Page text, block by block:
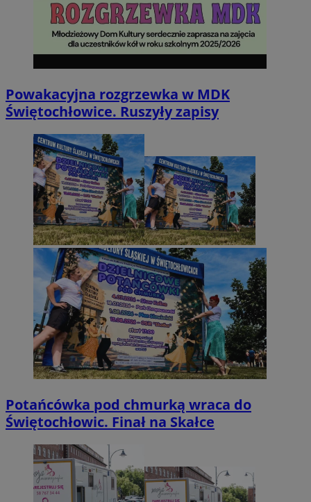
Powakacyjna rozgrzewka w MDK
Świętochłowice. Ruszyły zapisy
Potańcówka pod chmurką wraca do
Świętochłowic. Finał na Skałce